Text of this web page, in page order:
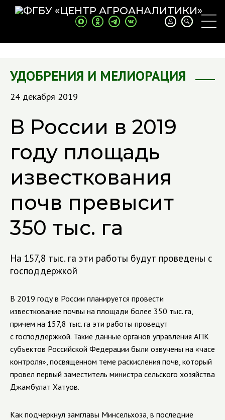
УДОБРЕНИЯ И МЕЛИОРАЦИЯ
24 декабря 2019
В России в 2019
году площадь
известкования
почв превысит
350 тыс. га
На 157,8 тыс. га эти работы будут проведены с
господдержкой
В 2019 году в России планируется провести
известкование почвы на площади более 350 тыс. га,
причем на 157,8 тыс. га эти работы проведут
с господдержкой. Такие данные органов управления АПК
субъектов Российской Федерации были озвучены на «часе
контроля», посвященном теме раскисления почв, который
провел первый заместитель министра сельского хозяйства
Джамбулат Хатуов.
Как подчеркнул замглавы Минсельхоза, в последние